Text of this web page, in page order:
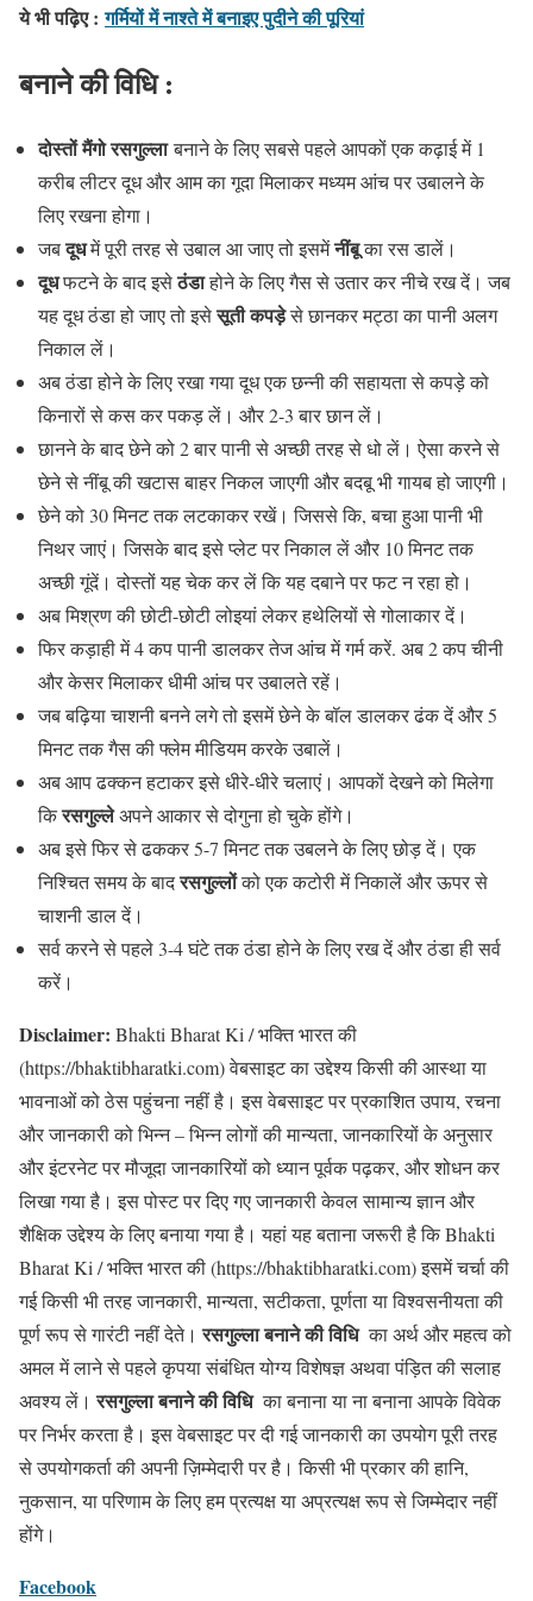
ये भी पढ़िए :गर्मियों में नाश्ते में बनाइए पुदीने की पूरियां
बनानेकीविधि:
दोस्तों मैंगो रसगुल्लाबनाने के लिए सबसे पहले आपकों एक कढ़ाई में 1
करीब लीटर दूध और आम का गूदा मिलाकर मध्यम आंच पर उबालने के
लिए रखना होगा।
जबदूधमें पूरी तरह से उबाल आ जाए तो इसमेंनींबूका रस डालें।
दूधफटने के बाद इसेठंडाहोने के लिए गैस से उतार कर नीचे रख दें। जब
यह दूध ठंडा हो जाए तो इसेसूती कपड़ेसे छानकर मट्ठा का पानी अलग
निकाल लें।
अब ठंडा होने के लिए रखा गया दूध एक छन्नी की सहायता से कपड़े को
किनारों से कस कर पकड़ लें। और 2-3 बार छान लें।
छानने के बाद छेने को 2 बार पानी से अच्छी तरह से धो लें। ऐसा करने से
छेने से नींबू की खटास बाहर निकल जाएगी और बदबू भी गायब हो जाएगी।
छेने को 30 मिनट तक लटकाकर रखें। जिससे कि, बचा हुआ पानी भी
निथर जाएं। जिसके बाद इसे प्लेट पर निकाल लें और 10 मिनट तक
अच्छी गूंदें। दोस्तों यह चेक कर लें कि यह दबाने पर फट न रहा हो।
अब मिश्रण की छोटी-छोटी लोइयां लेकर हथेलियों से गोलाकार दें।
फिर कड़ाही में 4 कप पानी डालकर तेज आंच में गर्म करें. अब 2 कप चीनी
और केसर मिलाकर धीमी आंच पर उबालते रहें।
जब बढ़िया चाशनी बनने लगे तो इसमें छेने के बॉल डालकर ढंक दें और 5
मिनट तक गैस की फ्लेम मीडियम करके उबालें।
अब आप ढक्कन हटाकर इसे धीरे-धीरे चलाएं। आपकों देखने को मिलेगा
किरसगुल्लेअपने आकार से दोगुना हो चुके होंगे।
अब इसे फिर से ढककर 5-7 मिनट तक उबलने के लिए छोड़ दें। एक
निश्चित समय के बादरसगुल्लोंको एक कटोरी में निकालें और ऊपर से
चाशनी डाल दें।
सर्व करने से पहले 3-4 घंटे तक ठंडा होने के लिए रख दें और ठंडा ही सर्व
करें।
Disclaimer: Bhakti Bharat Ki / भक्ति भारत की
(https://bhaktibharatki.com) वेबसाइट का उद्देश्य किसी की आस्था या
भावनाओं को ठेस पहुंचना नहीं है। इस वेबसाइट पर प्रकाशित उपाय, रचना
और जानकारी को भिन्न – भिन्न लोगों की मान्यता, जानकारियों के अनुसार
और इंटरनेट पर मौजूदा जानकारियों को ध्यान पूर्वक पढ़कर, और शोधन कर
लिखा गया है। इस पोस्ट पर दिए गए जानकारी केवल सामान्य ज्ञान और
शैक्षिक उद्देश्य के लिए बनाया गया है। यहां यह बताना जरूरी है कि Bhakti
Bharat Ki / भक्ति भारत की (https://bhaktibharatki.com) इसमें चर्चा की
गई किसी भी तरह जानकारी, मान्यता, सटीकता, पूर्णता या विश्वसनीयता की
पूर्ण रूप से गारंटी नहीं देते।रसगुल्ला बनाने की विधि का अर्थ और महत्व को
अमल में लाने से पहले कृपया संबंधित योग्य विशेषज्ञ अथवा पंड़ित की सलाह
अवश्य लें।रसगुल्ला बनाने की विधिका बनाना या ना बनाना आपके विवेक
पर निर्भर करता है। इस वेबसाइट पर दी गई जानकारी का उपयोग पूरी तरह
से उपयोगकर्ता की अपनी ज़िम्मेदारी पर है। किसी भी प्रकार की हानि,
नुकसान, या परिणाम के लिए हम प्रत्यक्ष या अप्रत्यक्ष रूप से जिम्मेदार नहीं
होंगे।
Facebook